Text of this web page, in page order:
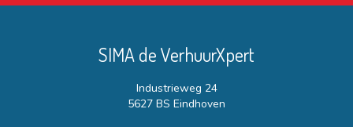
SIMA de VerhuurXpert
Industrieweg 24
5627 BS Eindhoven